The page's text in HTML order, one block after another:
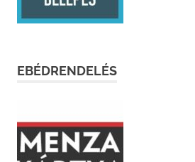
EBÉDRENDELÉS